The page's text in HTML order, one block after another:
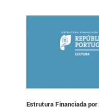
Estrutura Financiada por: